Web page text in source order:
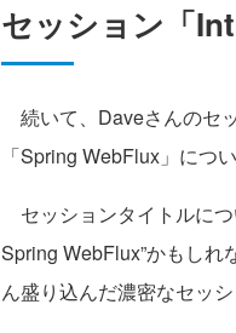
セッション「
続いて、Daveさんのセ
「Spring WebFlux」につ
セッションタイトルにつ
Spring WebFlux”かもしれ
ん盛り込んだ濃密なセッシ